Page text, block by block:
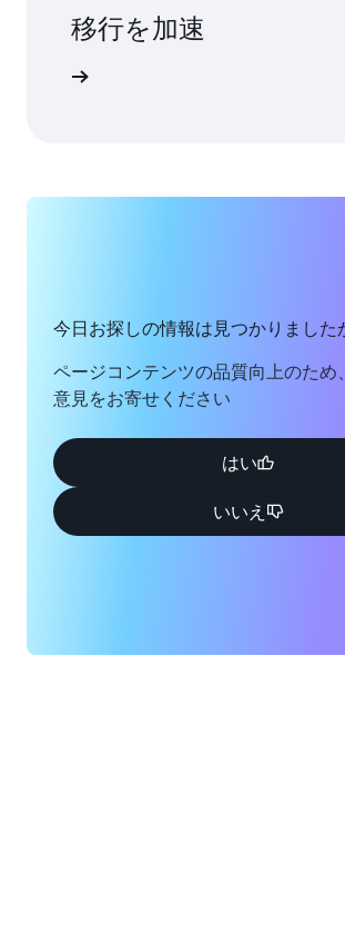
移行を加速
今日お探しの情報は見つかりました
ページコンテンツの品質向上のため
意見をお寄せください
はい
いいえ